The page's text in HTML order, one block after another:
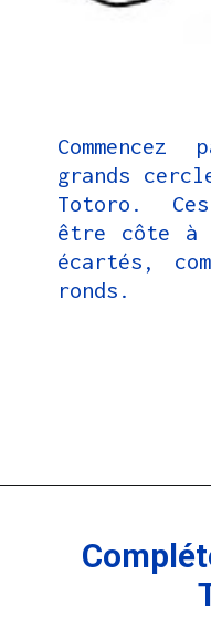
grands
Totoro.
être côte à
écartés,
ronds.